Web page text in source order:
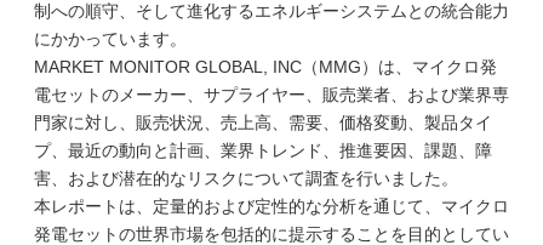
制への順守、そして進化するエネルギーシステムとの統合能力
にかかっています。
MARKET MONITOR GLOBAL, INC（MMG）は、マイクロ発
電セットのメーカー、サプライヤー、販売業者、および業界専
門家に対し、販売状況、売上高、需要、価格変動、製品タイ
プ、最近の動向と計画、業界トレンド、推進要因、課題、障
害、および潜在的なリスクについて調査を行いました。
本レポートは、定量的および定性的な分析を通じて、マイクロ
発電セットの世界市場を包括的に提示することを目的としてい